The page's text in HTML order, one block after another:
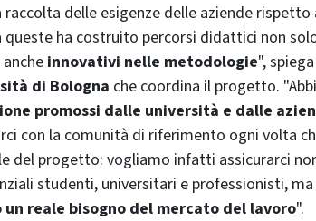
delle esigenze delle aziende
queste ha costruito percorsi didattici non
innovativi nelle metodologie", spiega
di Bologna che coordina il progetto.
promossi dalle università e dalle
con la comunità di riferimento ogni volta
del progetto: vogliamo infatti assicurarci
studenti, universitari e professionisti,
reale bisogno del mercato del lavoro".